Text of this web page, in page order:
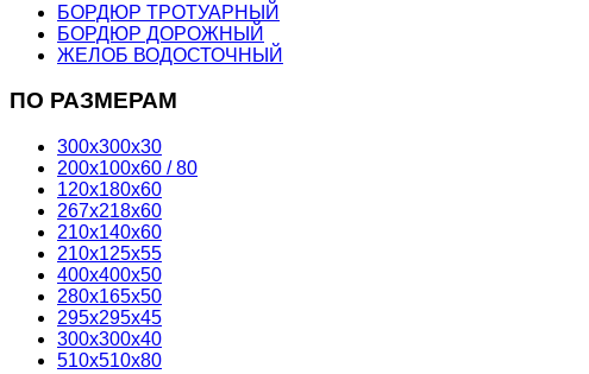
БОРДЮР ТРОТУАРНЫЙ
БОРДЮР ДОРОЖНЫЙ
ЖЕЛОБ ВОДОСТОЧНЫЙ
ПО РАЗМЕРАМ
300х300х30
200х100х60 / 80
120х180х60
267х218х60
210х140х60
210х125х55
400х400х50
280х165х50
295х295х45
300х300х40
510х510х80